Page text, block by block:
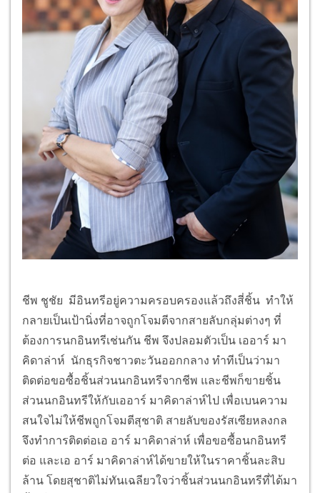
ชีพ ชูชัย มีอินทรีอยู่ความครอบครองแล้วถึงสี่ชิ้น ทำให้
กลายเป็นเป้านิ่งที่อาจถูกโจมตีจากสายลับกลุ่มต่างๆ ที่
ต้องการนกอินทรีเช่นกัน ชีพ จึงปลอมตัวเป็น เออาร์ มา
คิดาล่าห์ นักธุรกิจชาวตะวันออกกลาง ทำทีเป็นว่ามา
ติดต่อขอซื้อชิ้นส่วนนกอินทรีจากชีพ และชีพก็ขายชิ้น
ส่วนนกอินทรีให้กับเออาร์ มาคิดาล่าห์ไป เพื่อเบนความ
สนใจไม่ให้ชีพถูกโจมตีสุชาติ สายลับของรัสเซียหลงกล
จึงทำการติดต่อเอ อาร์ มาคิดาล่าห์ เพื่อขอซื้อนกอินทรี
ต่อ และเอ อาร์ มาคิดาล่าห์ได้ขายให้ในราคาชิ้นละสิบ
ล้าน โดยสุชาติไม่ทันเฉลียวใจว่าชิ้นส่วนนกอินทรีที่ได้มา